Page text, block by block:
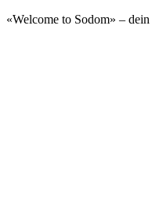
«Welcome to Sodom» –